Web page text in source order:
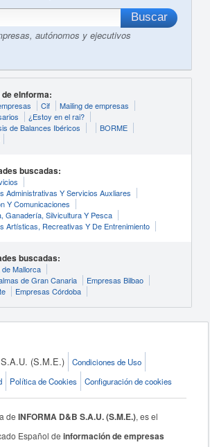
autónomos y ejecutivos
eInforma:
Cif
Mailing de empresas
¿Estoy en el rai?
de Balances Ibéricos
BORME
buscadas:
Administrativas Y Servicios Auxliares
Y Comunicaciones
Ganadería, Silvicultura Y Pesca
Artísticas, Recreativas Y De Entrenimiento
buscadas:
Mallorca
de Gran Canaria
Empresas Bilbao
Empresas Córdoba
(S.M.E.)
Condiciones de Uso
Política de Cookies Configuración de cookies
deINFORMA D&B S.A.U. (S.M.E.), es el
Español deinformación de empresas